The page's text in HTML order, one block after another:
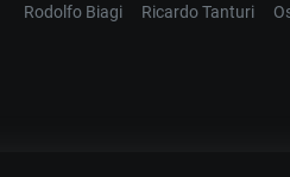
Rodolfo Biagi Ricardo Tanturi